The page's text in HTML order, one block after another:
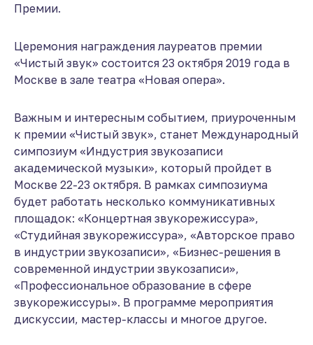
Премии.
Церемония награждения лауреатов премии
«Чистый звук» состоится 23 октября 2019 года в
Москве в зале театра «Новая опера».
Важным и интересным событием, приуроченным
к премии «Чистый звук», станет Международный
симпозиум «Индустрия звукозаписи
академической музыки», который пройдет в
Москве 22-23 октября. В рамках симпозиума
будет работать несколько коммуникативных
площадок: «Концертная звукорежиссура»,
«Студийная звукорежиссура», «Авторское право
в индустрии звукозаписи», «Бизнес-решения в
современной индустрии звукозаписи»,
«Профессиональное образование в сфере
звукорежиссуры». В программе мероприятия
дискуссии, мастер-классы и многое другое.